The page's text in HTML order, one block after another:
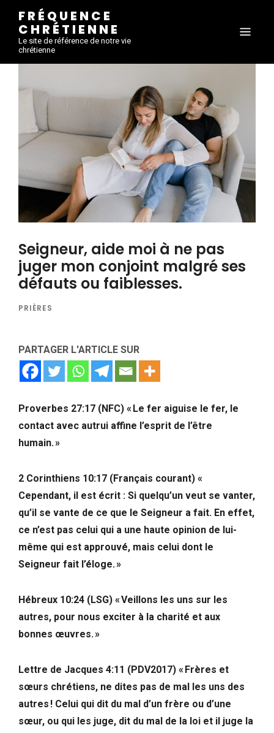
FRÉQUENCE
CHRÉTIENNE
Le site de référence de notre vie
chrétienne
Seigneur, aide moi à ne pas
juger mon conjoint malgré ses
défauts ou faiblesses.
PRIÈRES
PARTAGER L'ARTICLE SUR
Proverbes 27:17 (NFC) « Le fer aiguise le fer, le
contact avec autrui affine l’esprit de l’être
humain. »
2 Corinthiens 10:17 (Français courant) «
Cependant, il est écrit : Si quelqu’un veut se vanter,
qu’il se vante de ce que le Seigneur a fait. En effet,
ce n’est pas celui qui a une haute opinion de lui-
même qui est approuvé, mais celui dont le
Seigneur fait l’éloge. »
Hébreux 10:24 (LSG) « Veillons les uns sur les
autres, pour nous exciter à la charité et aux
bonnes œuvres. »
Lettre de Jacques 4:11 (PDV2017) « Frères et
sœurs chrétiens, ne dites pas de mal les uns des
autres ! Celui qui dit du mal d’un frère ou d’une
sœur, ou qui les juge, dit du mal de la loi et il juge la